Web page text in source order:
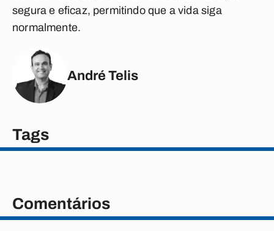
segura e eficaz, permitindo que a vida siga
normalmente.
André Telis
Tags
Comentários